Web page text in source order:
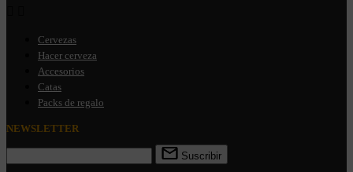
Cervezas
Hacer cerveza
Accesorios
Catas
Packs de regalo
NEWSLETTER
Suscribir